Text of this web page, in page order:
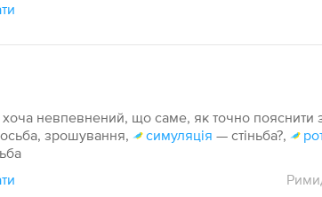
хоча невпевнений, що саме, як точно пояснити
зрошування, симуляція — стіньба?,